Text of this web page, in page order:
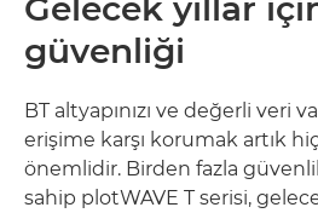
Gelecek yıllar
güvenliği
BT altyapınızı ve değerli veri
erişime karşı korumak artık
önemlidir. Birden fazla
sahip plotWAVE T serisi,